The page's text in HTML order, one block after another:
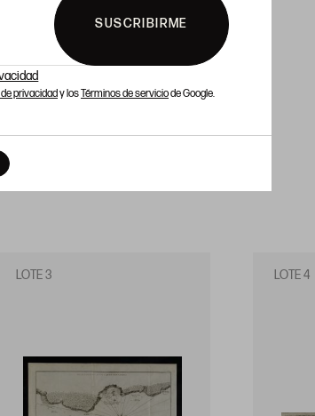
SUSCRIBIRME
privacidady losTérminos de serviciode Google.
LOTE 3 LOTE 4